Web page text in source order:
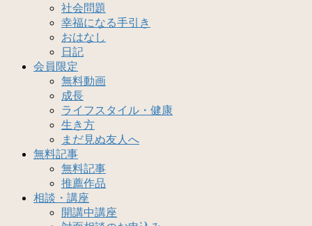
社会問題
幸福になる手引き
おはなし
日記
会員限定
無料動画
成長
ライフスタイル・健康
生き方
まだ見ぬ友人へ
無料記事
無料記事
推薦作品
相談・講座
開講中講座